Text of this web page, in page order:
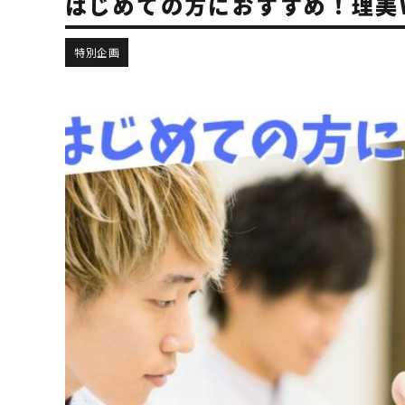
特別企画